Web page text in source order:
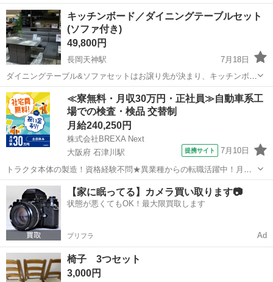
のダイニングテーブルと2Pチェア2脚(計3点)です。 3点で計10万円ほ
どで購入。 2023年から使用。 テーブルは天板の全体に、使用に伴う
凹み...
京都 綾部市 テーブル
キッチンボード／ダイニングテーブルセット
(ソファ付き)
49,800円
長岡天神駅
7月18日
ダイニングテーブル&ソファセットはお譲り先が決まり、キッチンボー
ドを募集しております！ お渡し日9/11(金)午前中でしたら引越し業者
に マンションから車まで搬送可能です。 以降ですと、解体搬送できる
方でしたら。 202...
京都 長岡京市 長岡天神駅 テーブル ダイニング
≪寮無料・月収30万円・正社員≫自動車系工
場での検査・検品 交替制
月給240,250円
株式会社BREXA Next
大阪府 石津川駅
提携サイト 7月10日
トラクタ本体の製造！資格経験不問★異業種からの転職活躍中！月収
例29万円以上！生活支援物資事前対応可◎即日入寮OK！寮費はずっと
無料＆備品付き1R寮完備！赴任旅費会社負担！工場まで無料送迎あり
◎《大阪府堺市》 人気の工場の...
大阪 堺市 石津川駅 その他
【家に眠ってる】カメラ買い取ります📷
状態が悪くてもOK！最大限買取します
プリフラ Ad
椅子 3つセット
3,000円